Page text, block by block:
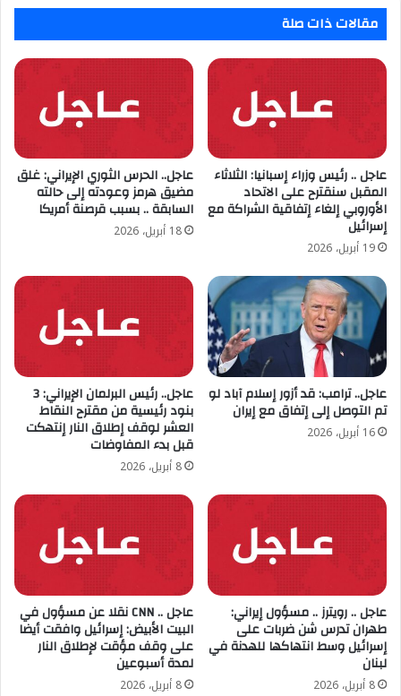
مقالات ذات صلة
عاجل .. رئيس وزراء إسبانيا: الثلاثاء
المقبل سنقترح على الاتحاد
الأوروبي إلغاء إتفاقية الشراكة مع
إسرائيل
19 أبريل، 2026
عاجل.. الحرس الثوري الإيراني: غلق
مضيق هرمز وعودته إلى حالته
السابقة .. بسبب قرصنة أمريكا
18 أبريل، 2026
عاجل.. ترامب: قد أزور إسلام آباد لو
تم التوصل إلى إتفاق مع إيران
16 أبريل، 2026
عاجل.. رئيس البرلمان الإيراني: 3
بنود رئيسية من مقترح النقاط
العشر لوقف إطلاق النار إنتهكت
قبل بدء المفاوضات
8 أبريل، 2026
عاجل .. رويترز .. مسؤول إيراني:
طهران تدرس شن ضربات على
إسرائيل وسط انتهاكها للهدنة في
لبنان
8 أبريل، 2026
عاجل .. CNN نقلا عن مسؤول في
البيت الأبيض: إسرائيل وافقت أيضا
على وقف مؤقت لإطلاق النار
لمدة أسبوعين
8 أبريل، 2026